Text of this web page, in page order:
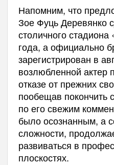
Напомним, что
Зое Фуць Деревянко
столичного
года, а официально
зарегистрирован в
возлюбленной актер
отказе от прежних
пообещав покончить
по его свежим
было осознанным, а
сложности,
развиваться в
плоскостях.